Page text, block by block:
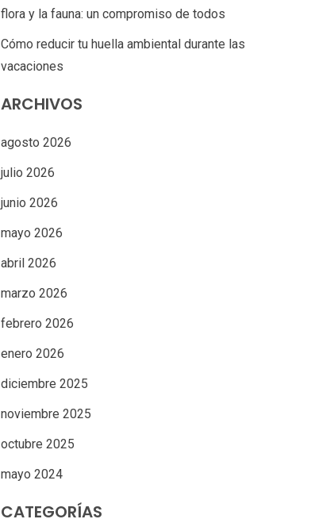
flora y la fauna: un compromiso de todos
Cómo reducir tu huella ambiental durante las
vacaciones
ARCHIVOS
agosto 2026
julio 2026
junio 2026
mayo 2026
abril 2026
marzo 2026
febrero 2026
enero 2026
diciembre 2025
noviembre 2025
octubre 2025
mayo 2024
CATEGORÍAS